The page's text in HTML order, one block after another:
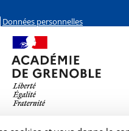
Données personnelles